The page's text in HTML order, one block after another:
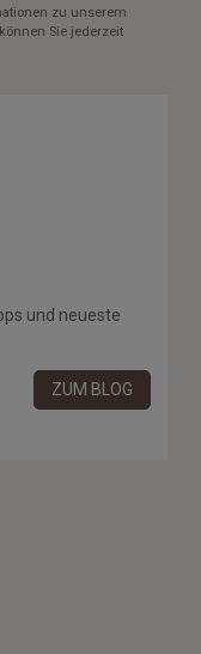
zu unserem
Sie jederzeit
und neueste
ZUM BLOG